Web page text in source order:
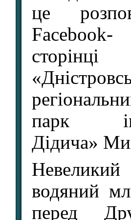
це
Facebook-
парк
Дідича»
водяний
перед